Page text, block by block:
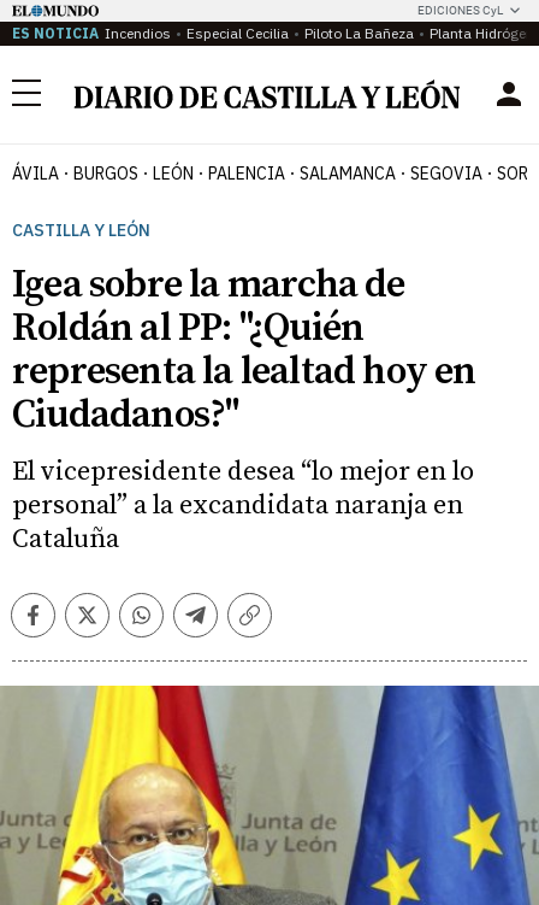
EDICIONES CyL
ES NOTICIA Incendios Especial Cecilia Piloto La Bañeza Planta
Menú
ÁVILA BURGOS LEÓN PALENCIA SALAMANCA SEGOVIA
CASTILLA Y LEÓN
Igea sobre la marcha de
Roldán al PP: "¿Quién
representa la lealtad hoy en
Ciudadanos?"
El vicepresidente desea “lo mejor en lo
personal” a la excandidata naranja en
Cataluña
FacebookTwitterWhatsappTelegramCopiar